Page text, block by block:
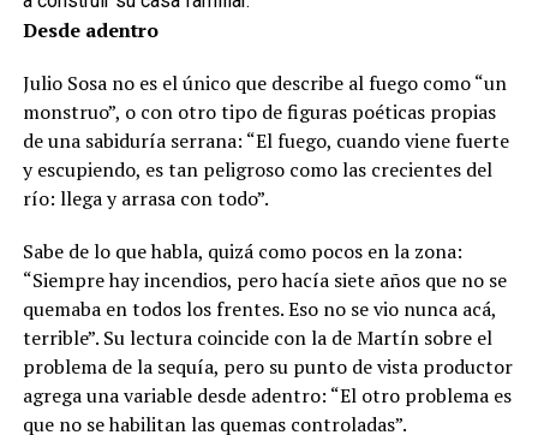
Desde adentro
Julio Sosa no es el único que describe al fuego como “un
monstruo”, o con otro tipo de figuras poéticas propias
de una sabiduría serrana: “El fuego, cuando viene fuerte
y escupiendo, es tan peligroso como las crecientes del
río: llega y arrasa con todo”.
Sabe de lo que habla, quizá como pocos en la zona:
“Siempre hay incendios, pero hacía siete años que no se
quemaba en todos los frentes. Eso no se vio nunca acá,
terrible”. Su lectura coincide con la de Martín sobre el
problema de la sequía, pero su punto de vista productor
agrega una variable desde adentro: “El otro problema es
que no se habilitan las quemas controladas”.